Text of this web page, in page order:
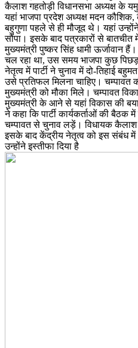
कैलाश गहतोड़ी विधानसभा अध्यक्ष के
यहां भाजपा प्रदेश अध्यक्ष मदन
बहुगुणा पहले से ही मौजूद थे। यहां
सौंपा। इसके बाद पत्रकारों से
मुख्यमंत्री पुष्कर सिंह धामी ऊर्जावान
चल रहा था, उस समय भाजपा कुछ
नेतृत्व में पार्टी ने चुनाव में दो-तिहाई
उसे प्रतिफल मिलना चाहिए। चम्पावत
मुख्यमंत्री को मौका मिले। चम्पावत
मुख्यमंत्री के आने से यहां विकास की
ने कहा कि पार्टी कार्यकर्ताओं की बैठक
चम्पावत से चुनाव लड़ें। विधायक कैलाश
इसके बाद केंद्रीय नेतृत्व को इस संबंध
उन्होंने इस्तीफा दिया है